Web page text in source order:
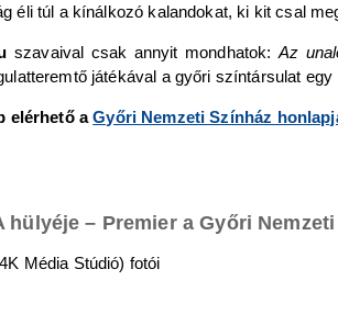
éli túl a kínálkozó kalandokat, ki kit csal
szavaival csak annyit mondhatok: Az
játékával a győri színtársulat
elérhető aGyőri Nemzeti Színház
hülyéje – Premier a Győri
Média Stúdió) fotói